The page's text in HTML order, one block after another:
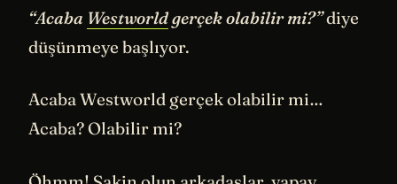
“Acaba Westworldgerçek olabilir mi?”diye
düşünmeye başlıyor.
Acaba Westworld gerçek olabilir mi…
Acaba? Olabilir mi?